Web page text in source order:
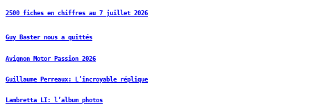
2500 fiches en chiffres au 7 juillet 2026
Guy Baster nous a quittés
Avignon Motor Passion 2026
Guillaume Perreaux: L’incroyable réplique
Lambretta LI: l’album photos